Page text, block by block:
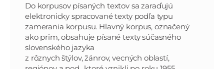
Do korpusov písaných textov sa zaraďujú
elektronicky spracované texty podľa typu
zamerania korpusu. Hlavný korpus, označený
ako prim, obsahuje písané texty súčasného
slovenského jazyka
z rôznych štýlov, žánrov, vecných oblastí,